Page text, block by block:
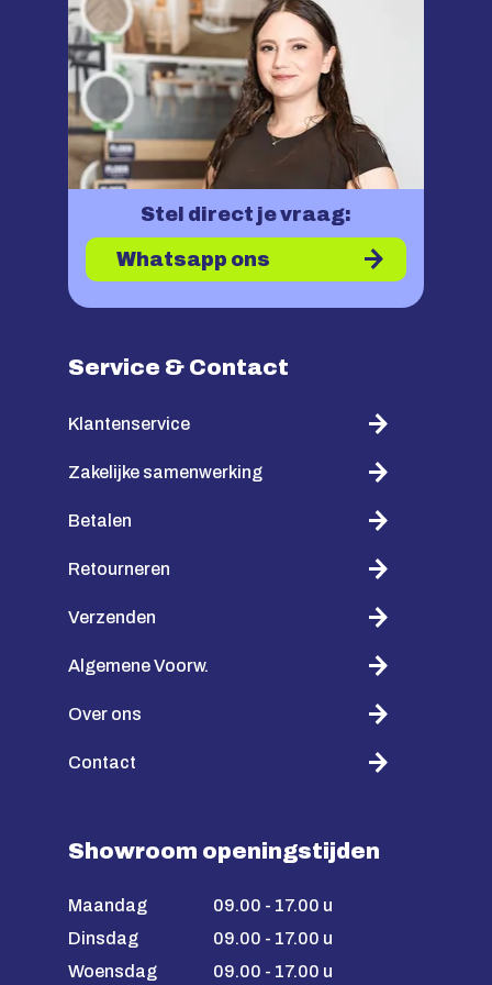
Stel direct je vraag:
Whatsapp ons
Service & Contact
Klantenservice
Zakelijke samenwerking
Betalen
Retourneren
Verzenden
Algemene Voorw.
Over ons
Contact
Showroom openingstijden
Maandag
09.00 - 17.00 u
Dinsdag
09.00 - 17.00 u
Woensdag
09.00 - 17.00 u